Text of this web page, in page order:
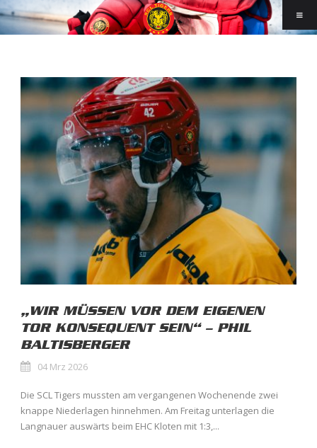
„WIR MÜSSEN VOR DEM EIGENEN
TOR KONSEQUENT SEIN“ – PHIL
BALTISBERGER
04 Mrz 2026
Die SCL Tigers mussten am vergangenen Wochenende zwei
knappe Niederlagen hinnehmen. Am Freitag unterlagen die
Langnauer auswärts beim EHC Kloten mit 1:3,...